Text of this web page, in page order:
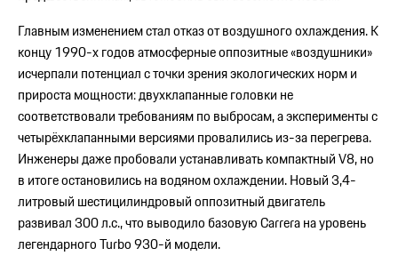
Главным изменением стал отказ от воздушного охлаждения. К
концу 1990-х годов атмосферные оппозитные «воздушники»
исчерпали потенциал с точки зрения экологических норм и
прироста мощности: двухклапанные головки не
соответствовали требованиям по выбросам, а эксперименты с
четырёхклапанными версиями провалились из-за перегрева.
Инженеры даже пробовали устанавливать компактный V8, но
в итоге остановились на водяном охлаждении. Новый 3,4-
литровый шестицилиндровый оппозитный двигатель
развивал 300 л.с., что выводило базовую Carrera на уровень
легендарного Turbo 930-й модели.